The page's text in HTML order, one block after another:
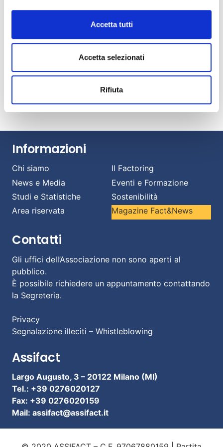
Accetta tutti
Accetta selezionati
Rifiuta
Luglio 22, 2026
Fact&News: “Le nuove frontiere del factoring”
mercato italiano del factoring
Luglio 14, 2026
Banche e imprese: una relazione strategica per
Informazioni
Chi siamo
Il Factoring
News e Media
Eventi e Formazione
Studi e Statistiche
Sostenibilità
Area riservata
Magazine Fact&News
Contatti
Gli uffici dell’Associazione non sono aperti al
pubblico.
È possibile richiedere un appuntamento contattando
la Segreteria.
Privacy
Segnalazione illeciti – Whistleblowing
Assifact
Largo Augusto, 3 – 20122 Milano (MI)
Tel.: +39 0276020127
Fax: +39 0276020159
Mail: assifact@assifact.it